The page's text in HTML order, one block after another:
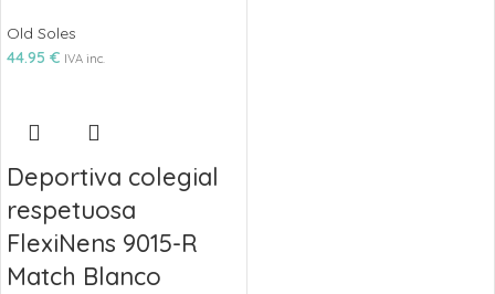
Old Soles
44.95 € IVA inc.
Deportiva colegial
respetuosa
FlexiNens 9015-R
Match Blanco